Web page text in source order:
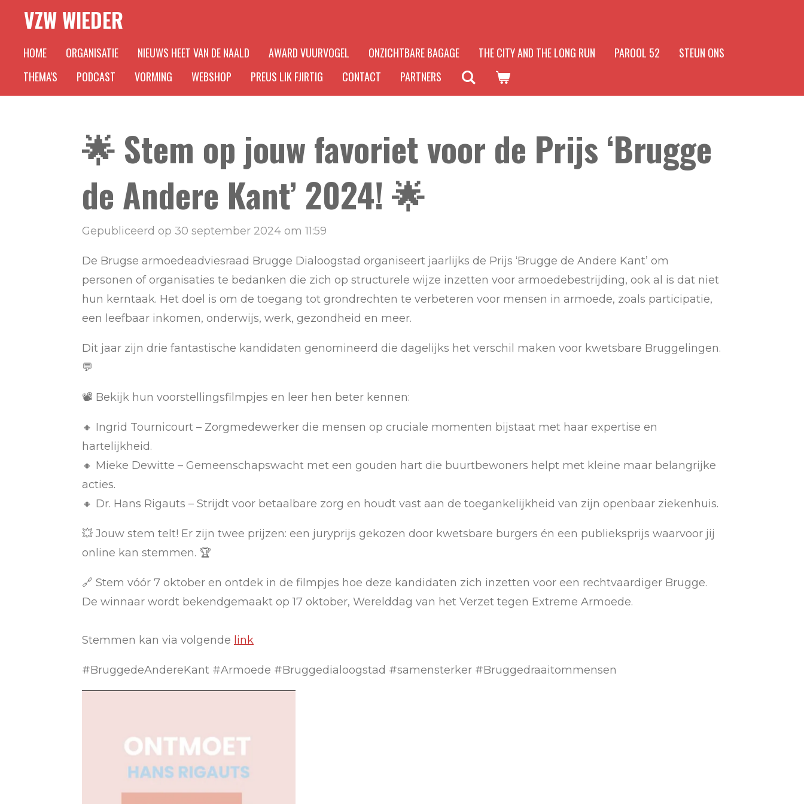
naar
VZW WIEDER
HOME ORGANISATIE NIEUWS HEET VAN DE NAALD AWARD VUURVOGEL ONZICHTBARE BAGAGE THE CITY AND THE LONG RUN PAROOL 52
STEUN ONS
THEMA'S
PODCAST VORMING WEBSHOP PREUS LIK FJIRTIG CONTACT PARTNERS
🌟 Stem op jouw favoriet voor de Prijs ‘Brugge
de Andere Kant’ 2024! 🌟
Gepubliceerd op 30 september 2024 om 11:59
De Brugse armoedeadviesraad Brugge Dialoogstad organiseert jaarlijks de Prijs ‘Brugge de Andere Kant’ om
personen of organisaties te bedanken die zich op structurele wijze inzetten voor armoedebestrijding, ook al is dat niet
hun kerntaak. Het doel is om de toegang tot grondrechten te verbeteren voor mensen in armoede, zoals participatie,
een leefbaar inkomen, onderwijs, werk, gezondheid en meer.
Dit jaar zijn drie fantastische kandidaten genomineerd die dagelijks het verschil maken voor kwetsbare Bruggelingen.
💬
📽️ Bekijk hun voorstellingsfilmpjes en leer hen beter kennen:
🔸 Ingrid Tournicourt – Zorgmedewerker die mensen op cruciale momenten bijstaat met haar expertise en
hartelijkheid.
🔸 Mieke Dewitte – Gemeenschapswacht met een gouden hart die buurtbewoners helpt met kleine maar belangrijke
acties.
🔸 Dr. Hans Rigauts – Strijdt voor betaalbare zorg en houdt vast aan de toegankelijkheid van zijn openbaar ziekenhuis.
💥 Jouw stem telt! Er zijn twee prijzen: een juryprijs gekozen door kwetsbare burgers én een publieksprijs waarvoor jij
online kan stemmen. 🏆
🔗 Stem vóór 7 oktober en ontdek in de filmpjes hoe deze kandidaten zich inzetten voor een rechtvaardiger Brugge.
De winnaar wordt bekendgemaakt op 17 oktober, Werelddag van het Verzet tegen Extreme Armoede.
Stemmen kan via volgende link
#BruggedeAndereKant #Armoede #Bruggedialoogstad #samensterker #Bruggedraaitommensen